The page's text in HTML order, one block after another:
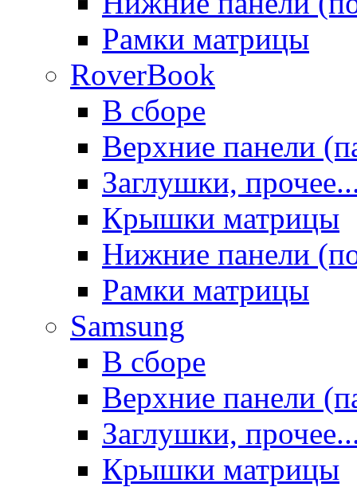
Рамки матрицы
RoverBook
В сборе
Верхние панели
Заглушки,
Крышки матрицы
Нижние панели
Рамки матрицы
Samsung
В сборе
Верхние панели
Заглушки,
Крышки матрицы